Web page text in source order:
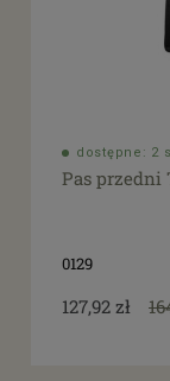
dostępne: 2
Pas przedni
0129
127,92 zł